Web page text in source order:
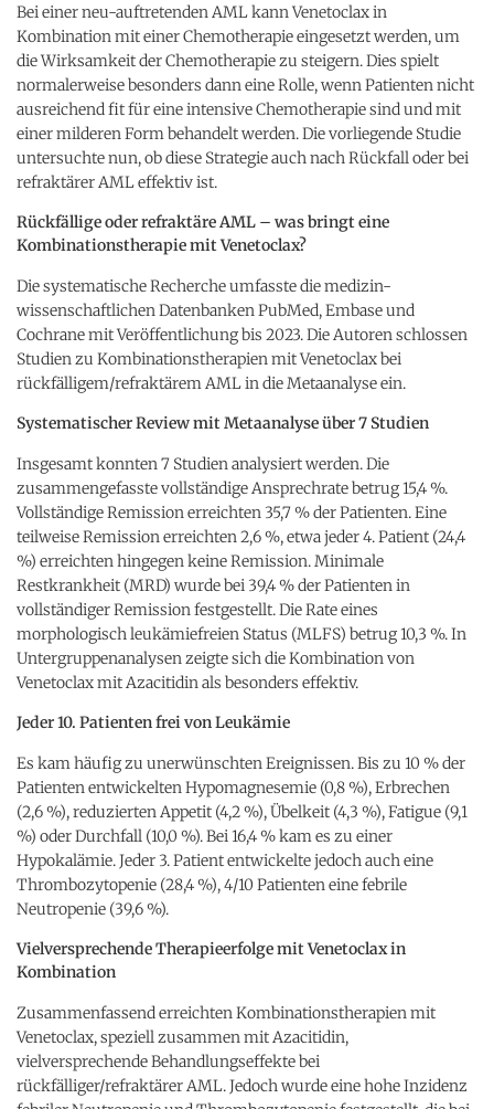
Bei einer neu-auftretenden AML kann Venetoclax in
Kombination mit einer Chemotherapie eingesetzt werden, um
die Wirksamkeit der Chemotherapie zu steigern. Dies spielt
normalerweise besonders dann eine Rolle, wenn Patienten nicht
ausreichend fit für eine intensive Chemotherapie sind und mit
einer milderen Form behandelt werden. Die vorliegende Studie
untersuchte nun, ob diese Strategie auch nach Rückfall oder bei
refraktärer AML effektiv ist.
Rückfällige oder refraktäre AML – was bringt eine
Kombinationstherapie mit Venetoclax?
Die systematische Recherche umfasste die medizin-
wissenschaftlichen Datenbanken PubMed, Embase und
Cochrane mit Veröffentlichung bis 2023. Die Autoren schlossen
Studien zu Kombinationstherapien mit Venetoclax bei
rückfälligem/refraktärem AML in die Metaanalyse ein.
Systematischer Review mit Metaanalyse über 7 Studien
Insgesamt konnten 7 Studien analysiert werden. Die
zusammengefasste vollständige Ansprechrate betrug 15,4 %.
Vollständige Remission erreichten 35,7 % der Patienten. Eine
teilweise Remission erreichten 2,6 %, etwa jeder 4. Patient (24,4
%) erreichten hingegen keine Remission. Minimale
Restkrankheit (MRD) wurde bei 39,4 % der Patienten in
vollständiger Remission festgestellt. Die Rate eines
morphologisch leukämiefreien Status (MLFS) betrug 10,3 %. In
Untergruppenanalysen zeigte sich die Kombination von
Venetoclax mit Azacitidin als besonders effektiv.
Jeder 10. Patienten frei von Leukämie
Es kam häufig zu unerwünschten Ereignissen. Bis zu 10 % der
Patienten entwickelten Hypomagnesemie (0,8 %), Erbrechen
(2,6 %), reduzierten Appetit (4,2 %), Übelkeit (4,3 %), Fatigue (9,1
%) oder Durchfall (10,0 %). Bei 16,4 % kam es zu einer
Hypokalämie. Jeder 3. Patient entwickelte jedoch auch eine
Thrombozytopenie (28,4 %), 4/10 Patienten eine febrile
Neutropenie (39,6 %).
Vielversprechende Therapieerfolge mit Venetoclax in
Kombination
Zusammenfassend erreichten Kombinationstherapien mit
Venetoclax, speziell zusammen mit Azacitidin,
vielversprechende Behandlungseffekte bei
rückfälliger/refraktärer AML. Jedoch wurde eine hohe Inzidenz